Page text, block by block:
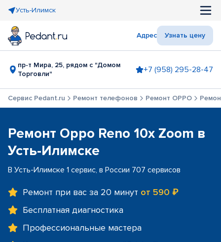
Усть-Илимск
Адрес Узнать цену
пр-т Мира, 25, рядом с "Домом
Торговли"
+7 (958) 295-28-47
Сервис Pedant.ru Ремонт телефонов Ремонт OPPO
Ремонт Oppo Reno 10x Zoom в
Усть-Илимске
В Усть-Илимске 1 сервис, в России 707 сервисов
Ремонт при вас за 20 минут от 590 ₽
Бесплатная диагностика
Профессиональные мастера